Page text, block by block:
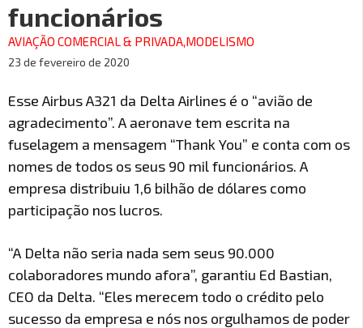
funcionários
AVIAÇÃO COMERCIAL & PRIVADA,MODELISMO
23 de fevereiro de 2020
Esse Airbus A321 da Delta Airlines é o “avião de
agradecimento”. A aeronave tem escrita na
fuselagem a mensagem “Thank You” e conta com os
nomes de todos os seus 90 mil funcionários. A
empresa distribuiu 1,6 bilhão de dólares como
participação nos lucros.
“A Delta não seria nada sem seus 90.000
colaboradores mundo afora”, garantiu Ed Bastian,
CEO da Delta. “Eles merecem todo o crédito pelo
sucesso da empresa e nós nos orgulhamos de poder